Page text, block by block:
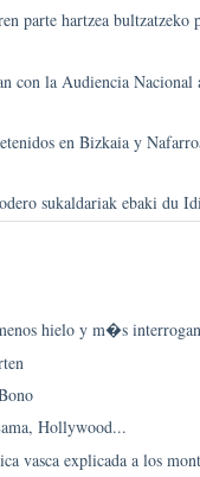
parte hartzea bultzatzeko
con la Audiencia
en Bizkaia y
sukaldariak ebaki du
hielo y m�s
Hollywood...
vasca explicada a los